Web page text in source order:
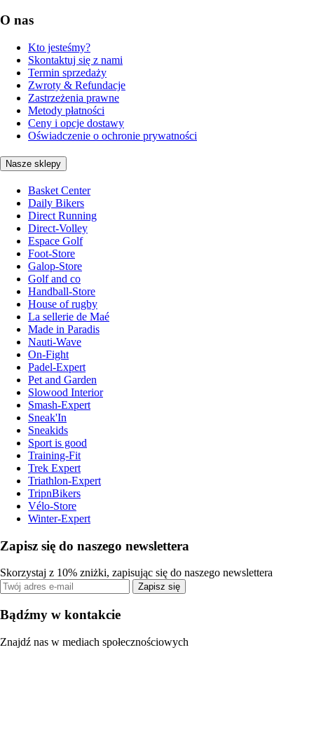
O nas
Kto jesteśmy?
Skontaktuj się z nami
Termin sprzedaży
Zwroty & Refundacje
Zastrzeżenia prawne
Metody płatności
Ceny i opcje dostawy
Oświadczenie o ochronie prywatności
Nasze sklepy
Basket Center
Daily Bikers
Direct Running
Direct-Volley
Espace Golf
Foot-Store
Galop-Store
Golf and co
Handball-Store
House of rugby
La sellerie de Maé
Made in Paradis
Nauti-Wave
On-Fight
Padel-Expert
Pet and Garden
Slowood Interior
Smash-Expert
Sneak'In
Sneakids
Sport is good
Training-Fit
Trek Expert
Triathlon-Expert
TripnBikers
Vélo-Store
Winter-Expert
Zapisz się do naszego newslettera
Skorzystaj z 10% zniżki, zapisując się do naszego newslettera
Zapisz się
Bądźmy w kontakcie
Znajdź nas w mediach społecznościowych